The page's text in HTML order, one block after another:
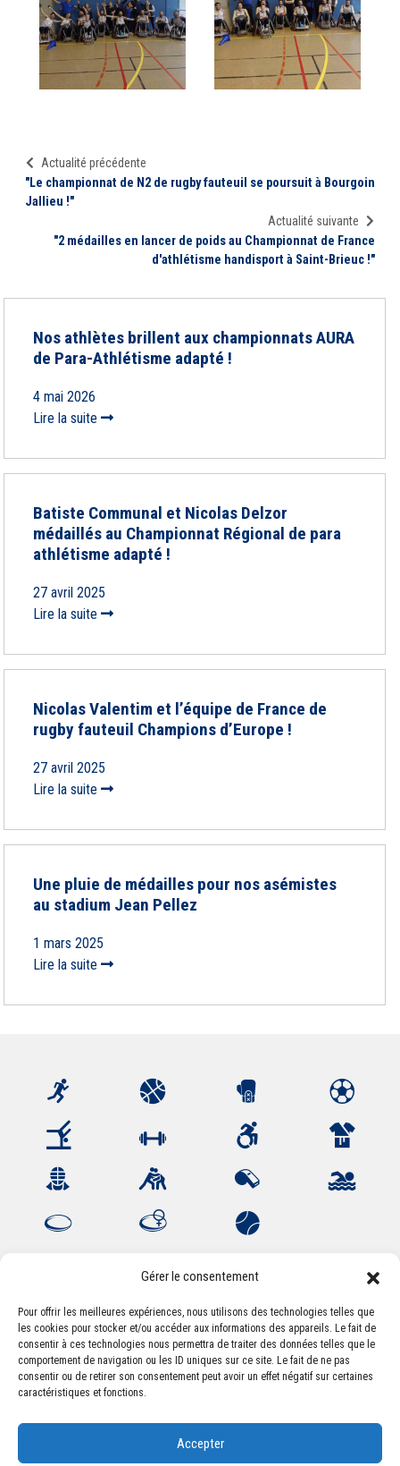
Gérer le consentement
Pour offrir les meilleures expériences, nous utilisons des technologies telles que
les cookies pour stocker et/ou accéder aux informations des appareils. Le fait de
consentir à ces technologies nous permettra de traiter des données telles que le
comportement de navigation ou les ID uniques sur ce site. Le fait de ne pas
consentir ou de retirer son consentement peut avoir un effet négatif sur certaines
caractéristiques et fonctions.
Accepter
Actualité précédente
"Le championnat de N2 de rugby fauteuil se poursuit à Bourgoin
Jallieu !"
Actualité suivante
"2 médailles en lancer de poids au Championnat de France
d'athlétisme handisport à Saint-Brieuc !"
Nos athlètes brillent aux championnats AURA
de Para-Athlétisme adapté !
4 mai 2026
Lire la suite
Batiste Communal et Nicolas Delzor
médaillés au Championnat Régional de para
athlétisme adapté !
27 avril 2025
Lire la suite
Nicolas Valentim et l’équipe de France de
rugby fauteuil Champions d’Europe !
27 avril 2025
Lire la suite
Une pluie de médailles pour nos asémistes
au stadium Jean Pellez
1 mars 2025
Lire la suite
Association Sportive Montferrandaise
84, boulevard Léon Jouhaux
CS 80221 - 63021 Clermont-Ferrand Cedex 2
accueil@asm-omnisports.com